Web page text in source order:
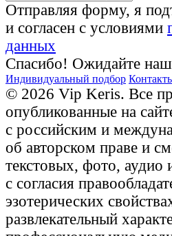
Отправляя форму, я
и согласен с условиями
данных
Спасибо! Ожидайте
Индивидуальный подбор
© 2026 Vip Keris. Все
опубликованные на
с российским и
об авторском праве и
текстовых, фото, аудио
с согласия
эзотерических
развлекательный